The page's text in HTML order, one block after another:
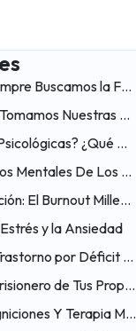
La Melancolía del Pasado: ¿Por Qué Siempre Buscamos la Felicidad en los «Viejos Tiempos»?
¿Qué es el Libre Albedrío? ¿Realmente Tomamos Nuestras Propias Decisiones?
¿Qué Son Las Palpitaciones Cardíacas Psicológicas? ¿Qué Ayuda A Aliviar Las Palpitaciones?
Más Que Un Simple Juego: Los Beneficios Mentales De Los Videojuegos
El Destino Compartido De Una Generación: El Burnout Millennial
y la Ansiedad
¿Cuáles son los medicamentos para el Trastorno por Déficit de Atención e Hiperactividad (TDAH)?
Hiperconciencia: ¿Cómo Dejar de Ser Prisionero de Tus Propios Pensamientos?
Pensar Sobre El Pensamiento: Metacogniciones Y Terapia Metacognitiva